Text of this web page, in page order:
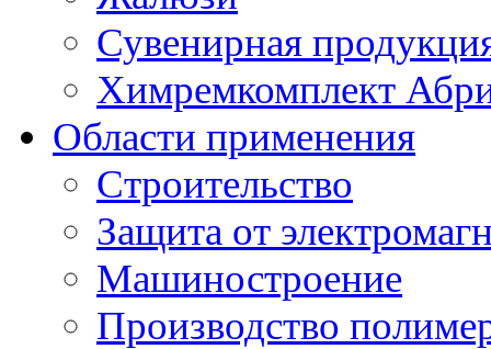
Сувенирная
Химремкомплект
Области применения
Строительство
Защита от
Машиностроение
Производство